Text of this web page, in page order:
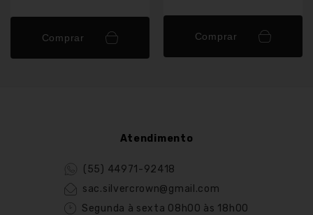
Comprar Comprar
Atendimento
(55) 44971-92418
sac.silvercrown@gmail.com
Segunda à sexta 08h00 às 18h00